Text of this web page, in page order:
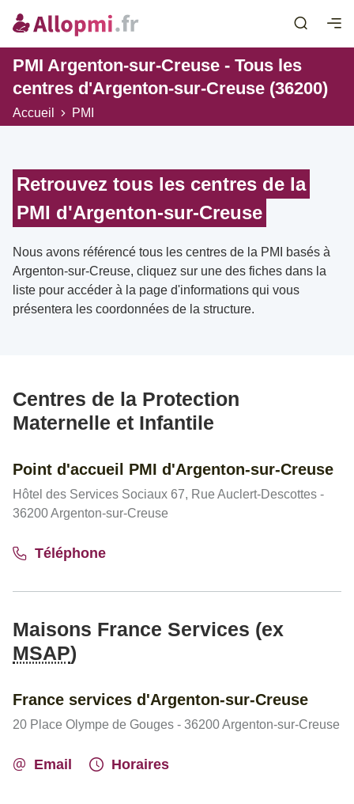
PMI Argenton-sur-Creuse - Tous les
centres d'Argenton-sur-Creuse (36200)
Accueil PMI
Retrouvez tous les centres de la
PMI d'Argenton-sur-Creuse
Nous avons référencé tous les centres de la PMI basés à
Argenton-sur-Creuse, cliquez sur une des fiches dans la
liste pour accéder à la page d'informations qui vous
présentera les coordonnées de la structure.
Centres de la Protection
Maternelle et Infantile
Point d'accueil PMI d'Argenton-sur-Creuse
Hôtel des Services Sociaux 67, Rue Auclert-Descottes -
36200 Argenton-sur-Creuse
Téléphone
Maisons France Services (ex
MSAP)
France services d'Argenton-sur-Creuse
20 Place Olympe de Gouges - 36200 Argenton-sur-Creuse
Email Horaires